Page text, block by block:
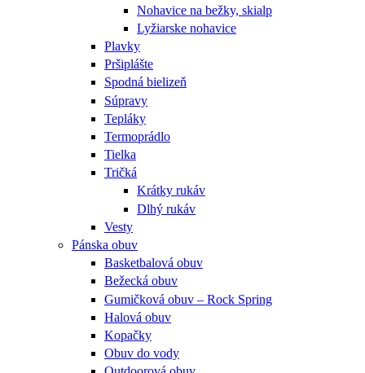
Nohavice na bežky, skialp
Lyžiarske nohavice
Plavky
Pršiplášte
Spodná bielizeň
Súpravy
Tepláky
Termoprádlo
Tielka
Tričká
Krátky rukáv
Dlhý rukáv
Vesty
Pánska obuv
Basketbalová obuv
Bežecká obuv
Gumičková obuv – Rock Spring
Halová obuv
Kopačky
Obuv do vody